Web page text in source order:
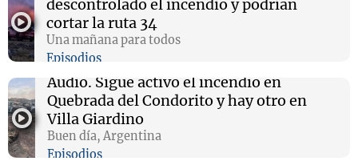
descontrolado el incendio y podrían
cortar la ruta 34
Una mañana para todos
Episodios
Audio. Sigue activo el incendio en
Quebrada del Condorito y hay otro en
Villa Giardino
Buen día, Argentina
Episodios